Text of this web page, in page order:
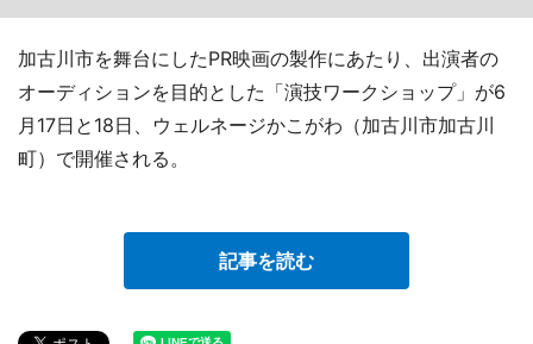
加古川市を舞台にしたPR映画の製作にあたり、出演者の
オーディションを目的とした「演技ワークショップ」が6
月17日と18日、ウェルネージかこがわ（加古川市加古川
町）で開催される。
記事を読む